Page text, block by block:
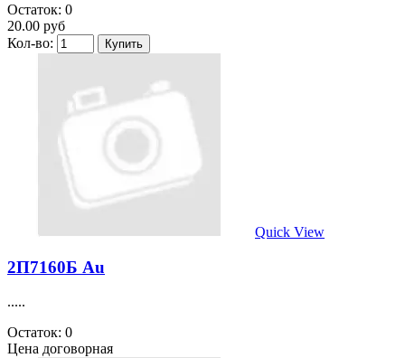
Остаток: 0
20.00 руб
Кол-во:
Quick View
2П7160Б Au
.....
Остаток: 0
Цена договорная